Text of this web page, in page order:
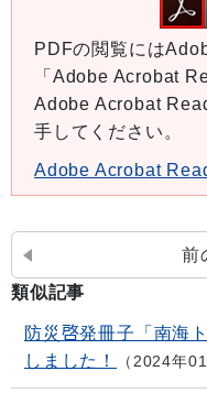
PDFの閲覧には
「Adobe Acrobat
Adobe Acrobat
手してください。
Adobe Acrobat
前
類似記事
防災啓発冊子「南海
しました！
2024年